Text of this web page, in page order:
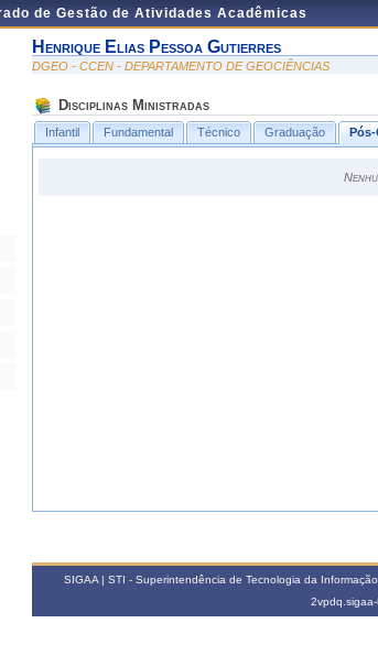
de Gestão de Atividades Acadêmicas
Henrique Elias Pessoa Gutierres
DGEO - CCEN - DEPARTAMENTO DE GEOCIÊNCIAS
Disciplinas Ministradas
Infantil Fundamental Técnico Graduação
SIGAA | STI - Superintendência de Tecnologia da